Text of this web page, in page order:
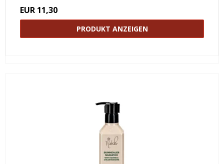
EUR 11,30
PRODUKT ANZEIGEN